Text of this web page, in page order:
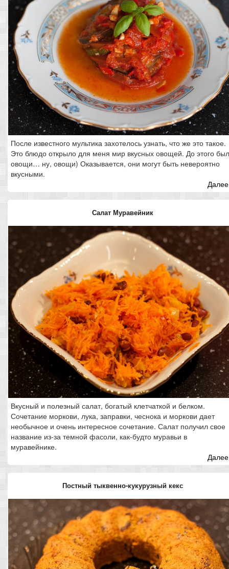
После известного мультика захотелось узнать, что же это такое.
Это блюдо открыло для меня мир вкусных овощей. До этого
овощи… ну, овощи) Оказывается, они могут быть невероятно
вкусными.
Салат Муравейник
Вкусный и полезный салат, богатый клетчаткой и белком.
Сочетание моркови, лука, заправки, чеснока и моркови дает
необычное и очень интересное сочетание. Салат получил свое
название из-за темной фасоли, как-будто муравьи в
муравейнике.
Постный тыквенно-кукурузный кекс